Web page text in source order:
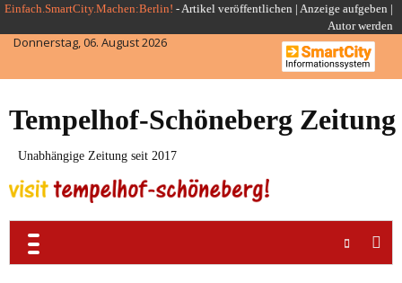
Skip
to
content
Einfach.SmartCity.Machen:Berlin! -Artikel veröffentlichen | Anzeige aufgeben |
Autor werden
Donnerstag, 06. August 2026
Tempelhof-Schöneberg Zeitung
Unabhängige Zeitung seit 2017